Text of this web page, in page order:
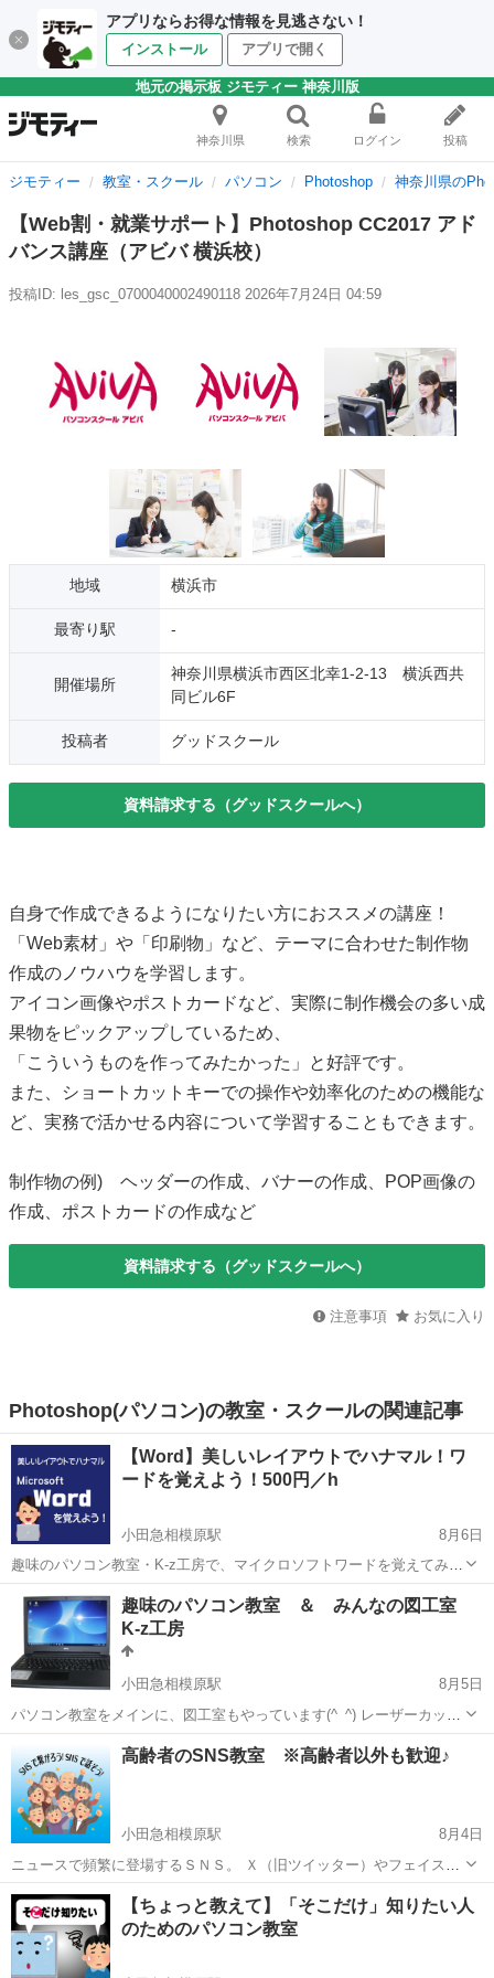
アプリならお得な情報を見逃さない！
インストール アプリで開く
地元の掲示板 ジモティー 神奈川版
神奈川県 検索 ログイン 投稿
ジモティー 教室・スクール パソコン Photoshop 神奈川県の
【Web割・就業サポート】Photoshop CC2017 アド
バンス講座（アビバ 横浜校）
投稿ID: les_gsc_0700040002490118 2026年7月24日 04:59
地域 横浜市
最寄り駅 -
開催場所
神奈川県横浜市西区北幸1-2-13 横浜西共
同ビル6F
投稿者 グッドスクール
資料請求する（グッドスクールへ）
自身で作成できるようになりたい方におススメの講座！
「Web素材」や「印刷物」など、テーマに合わせた制作物
作成のノウハウを学習します。
アイコン画像やポストカードなど、実際に制作機会の多い成
果物をピックアップしているため、
「こういうものを作ってみたかった」と好評です。
また、ショートカットキーでの操作や効率化のための機能な
ど、実務で活かせる内容について学習することもできます。
制作物の例) ヘッダーの作成、バナーの作成、POP画像の
作成、ポストカードの作成など
資料請求する（グッドスクールへ）
注意事項 お気に入り
Photoshop(パソコン)の教室・スクールの関連記事
【Word】美しいレイアウトでハナマル！ワ
ードを覚えよう！500円／h
小田急相模原駅
8月6日
趣味のパソコン教室・K-z工房で、マイクロソフトワードを覚えてみま
せんか？ ワード（Word）が、パソコンに入っていたけどこれって何？
使ったことないんだけど、どうやってつかうの？ という方も多いは
ず。 ワー...
神奈川 相模原市 小田急相模原駅 ワード チラシ
趣味のパソコン教室 ＆ みんなの図工室
K-z工房
小田急相模原駅
8月5日
パソコン教室をメインに、図工室もやっています(^_^) レーザーカッタ
ー、３Ｄプリンタもあるので、パソコンと工作はもはや一緒にやるも
のという発想です。 その他にも電動糸ノコや、一般工具もたくさんあ
ります。 Wind...
相模原市 小田急相模原駅 その他 図工
高齢者のSNS教室 ※高齢者以外も歓迎♪
小田急相模原駅
8月4日
ニュースで頻繁に登場するＳＮＳ。 Ｘ（旧ツイッター）やフェイスブ
ック、インスタグラムやティックトック。 最近では、テレビ番組や、
野球中継などでも、 「（ＳＮＳで）メッセージを送ってください！」
なんて、やってます...
神奈川 相模原市 小田急相模原駅 その他 SNS
【ちょっと教えて】「そこだけ」知りたい人
のためのパソコン教室